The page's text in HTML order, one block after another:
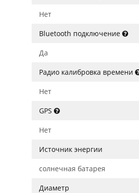
Нет
Bluetooth подключение
Да
Радио калибровка времени
Нет
GPS
Нет
Источник энергии
солнечная батарея
Диаметр